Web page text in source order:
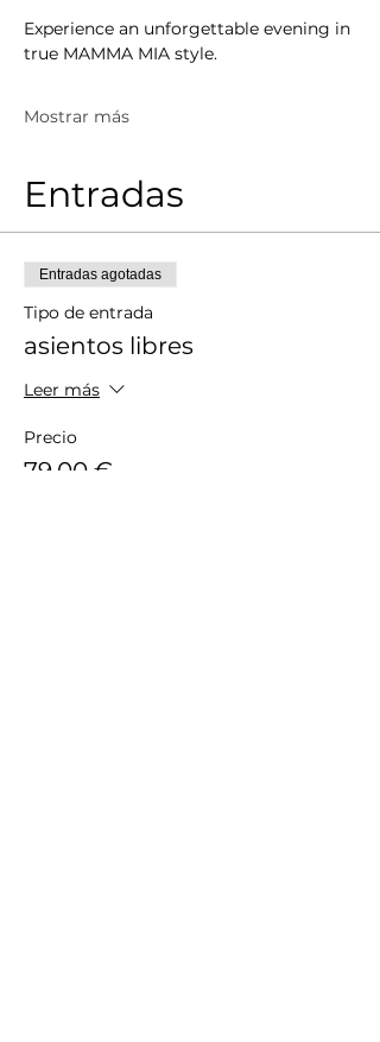
Experience an unforgettable evening in
true MAMMA MIA style.
Mostrar más
Entradas
Entradas agotadas
Tipo de entrada
asientos libres
Leer más
Precio
79,00 €